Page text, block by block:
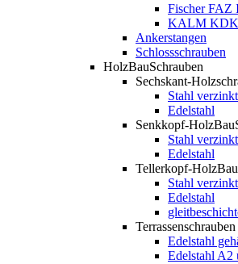
Fischer FAZ
KALM KDK
Ankerstangen
Schlossschrauben
HolzBauSchrauben
Sechskant-
Stahl verzinkt
Edelstahl
Senkkopf-
Stahl verzinkt
Edelstahl
Tellerkopf-
Stahl verzinkt
Edelstahl
Terrassenschrauben
Edelstahl
Edelstahl A2